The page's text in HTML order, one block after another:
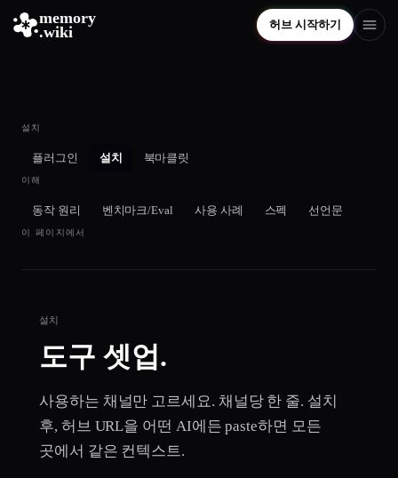
memory
.wiki
허브 시작하기
설치
플러그인 설치 북마클릿
이해
동작 원리 벤치마크/Eval 사용 사례 스펙 선언문
이 페이지에서
설치
도구 셋업.
사용하는 채널만 고르세요. 채널당 한 줄. 설치
후, 허브 URL을 어떤 AI에든 paste하면 모든
곳에서 같은 컨텍스트.